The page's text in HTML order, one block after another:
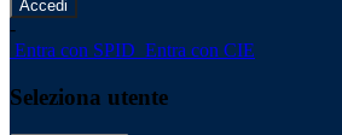
-
Entra con SPID Entra con CIE
Seleziona utente